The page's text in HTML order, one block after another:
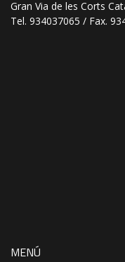
Gran Via de les Corts
Tel. 934037065 / Fax.
MENÚ